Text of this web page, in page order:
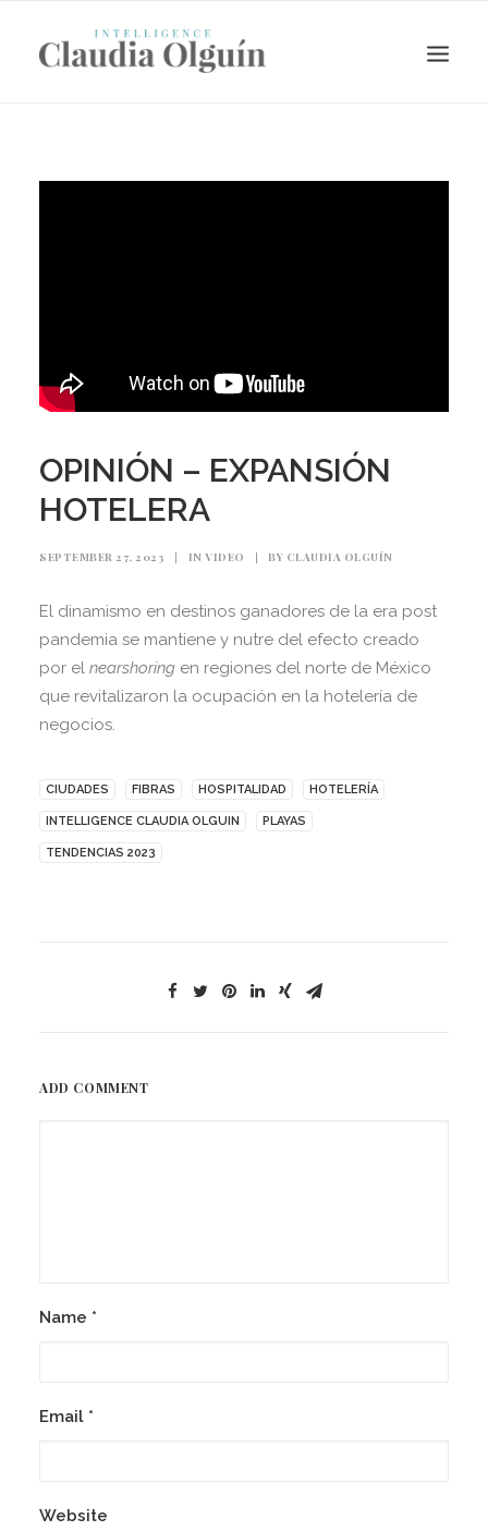
Search
OPINIÓN – EXPANSIÓN
HOTELERA
SEPTEMBER 27, 2023 | IN VIDEO | BY CLAUDIA OLGUÍN
El dinamismo en destinos ganadores de la era post
pandemia se mantiene y nutre del efecto creado
por el nearshoring en regiones del norte de México
que revitalizaron la ocupación en la hotelería de
negocios.
CIUDADES FIBRAS HOSPITALIDAD HOTELERÍA
INTELLIGENCE CLAUDIA OLGUIN PLAYAS
TENDENCIAS 2023
ADD COMMENT
Name *
Email *
Website